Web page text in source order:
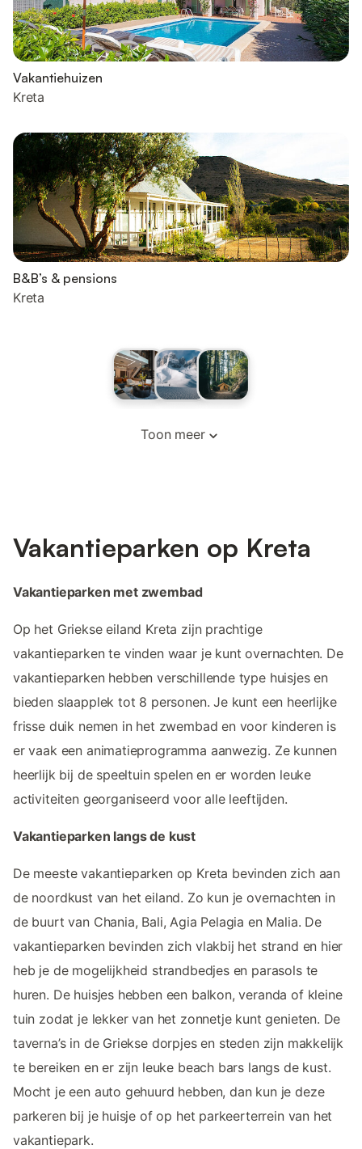
Vakantiehuizen
Kreta
B&B’s & pensions
Kreta
Toon meer
Vakantieparken op Kreta
Vakantieparken met zwembad
Op het Griekse eiland Kreta zijn prachtige
vakantieparken te vinden waar je kunt overnachten. De
vakantieparken hebben verschillende type huisjes en
bieden slaapplek tot 8 personen. Je kunt een heerlijke
frisse duik nemen in het zwembad en voor kinderen is
er vaak een animatieprogramma aanwezig. Ze kunnen
heerlijk bij de speeltuin spelen en er worden leuke
activiteiten georganiseerd voor alle leeftijden.
Vakantieparken langs de kust
De meeste vakantieparken op Kreta bevinden zich aan
de noordkust van het eiland. Zo kun je overnachten in
de buurt van Chania, Bali, Agia Pelagia en Malia. De
vakantieparken bevinden zich vlakbij het strand en hier
heb je de mogelijkheid strandbedjes en parasols te
huren. De huisjes hebben een balkon, veranda of kleine
tuin zodat je lekker van het zonnetje kunt genieten. De
taverna’s in de Griekse dorpjes en steden zijn makkelijk
te bereiken en er zijn leuke beach bars langs de kust.
Mocht je een auto gehuurd hebben, dan kun je deze
parkeren bij je huisje of op het parkeerterrein van het
vakantiepark.